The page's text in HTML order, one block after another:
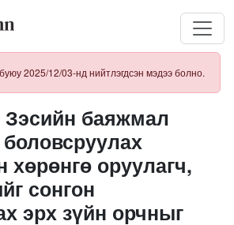
2025/12/03-нд нийтлэгдсэн мэдээ болно.
баяжмал
хөрөнгө оруулагч,
сонгон
эрх зүйн орчныг